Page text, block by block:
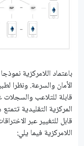
باعتماد اللامركزية
الأمان والسرعة. ونظرا
قابلة للتلاعب
المركزية التقليدية
قابل للتغيير عبر
اللامركزية فيما يلي: